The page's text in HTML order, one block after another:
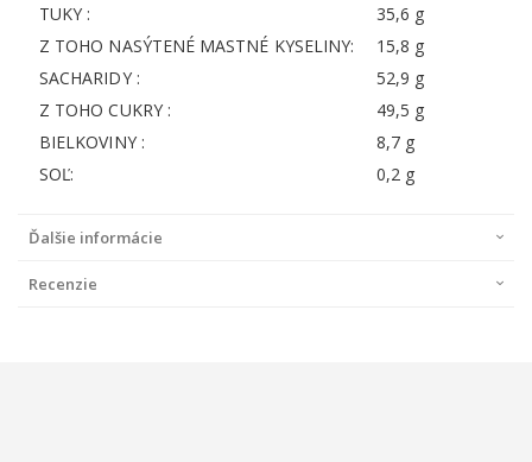
TUKY :
35,6 g
Z TOHO NASÝTENÉ MASTNÉ KYSELINY:
15,8 g
SACHARIDY :
52,9 g
Z TOHO CUKRY :
49,5 g
BIELKOVINY :
8,7 g
SOĽ:
0,2 g
Ďalšie informácie
Recenzie